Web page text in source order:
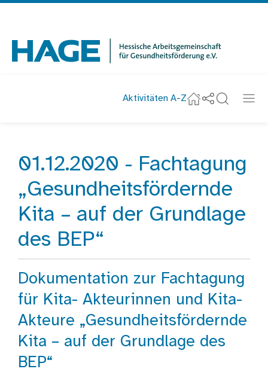
überspringen
Aktivitäten A-Z
Startseite
Social-Media
Suche
StartseiteVeranstaltungen
01.12.2020 - Fachtagung
„Gesundheitsfördernde
Kita – auf der Grundlage
des BEP“
Dokumentation zur Fachtagung
für Kita- Akteurinnen und Kita-
Akteure „Gesundheitsfördernde
Kita – auf der Grundlage des
BEP“